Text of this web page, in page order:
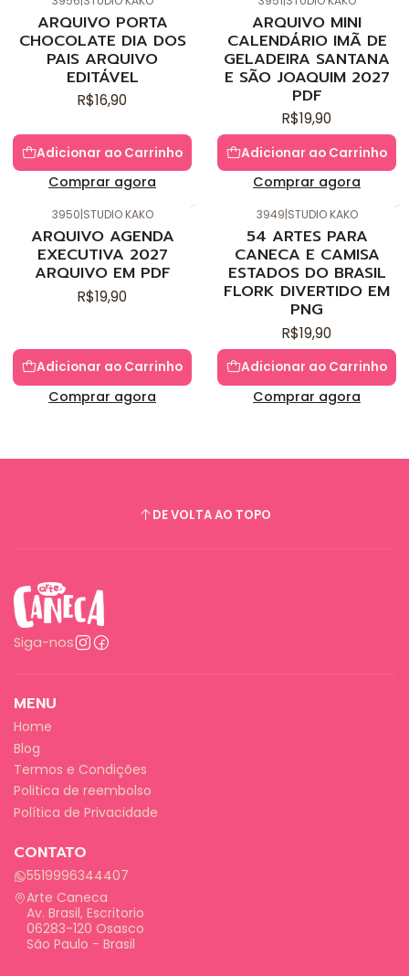
ARQUIVO PORTA
CHOCOLATE DIA DOS
PAIS ARQUIVO
EDITÁVEL
R$16,90
Adicionar ao Carrinho
Comprar agora
ARQUIVO MINI
CALENDÁRIO IMÃ DE
GELADEIRA SANTANA
E SÃO JOAQUIM 2027
PDF
R$19,90
Adicionar ao Carrinho
Comprar agora
3950|STUDIO KAKO
ARQUIVO AGENDA
EXECUTIVA 2027
ARQUIVO EM PDF
R$19,90
Adicionar ao Carrinho
Comprar agora
3949|STUDIO KAKO
54 ARTES PARA
CANECA E CAMISA
ESTADOS DO BRASIL
FLORK DIVERTIDO EM
PNG
R$19,90
Adicionar ao Carrinho
Comprar agora
DE VOLTA AO TOPO
Siga-nos
MENU
Home
Blog
Termos e Condições
Politica de reembolso
Política de Privacidade
CONTATO
5519996344407
Arte Caneca
Av. Brasil, Escritorio
06283-120 Osasco
São Paulo - Brasil